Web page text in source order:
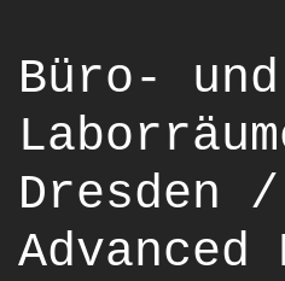
Büro- und
Dresden /
Advanced